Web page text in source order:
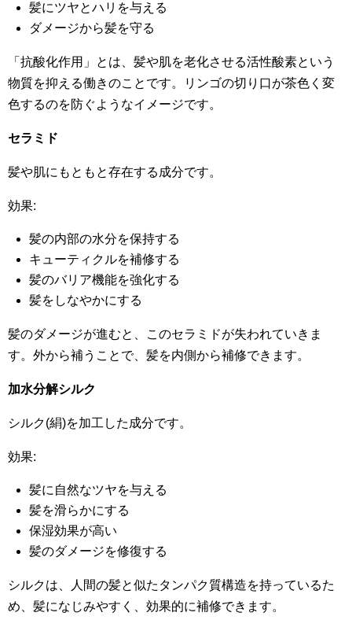
髪にツヤとハリを与える
ダメージから髪を守る
「抗酸化作用」とは、髪や肌を老化させる活性酸素という
物質を抑える働きのことです。リンゴの切り口が茶色く変
色するのを防ぐようなイメージです。
セラミド
髪や肌にもともと存在する成分です。
効果:
髪の内部の水分を保持する
キューティクルを補修する
髪のバリア機能を強化する
髪をしなやかにする
髪のダメージが進むと、このセラミドが失われていきま
す。外から補うことで、髪を内側から補修できます。
加水分解シルク
シルク(絹)を加工した成分です。
効果:
髪に自然なツヤを与える
髪を滑らかにする
保湿効果が高い
髪のダメージを修復する
シルクは、人間の髪と似たタンパク質構造を持っているた
め、髪になじみやすく、効果的に補修できます。